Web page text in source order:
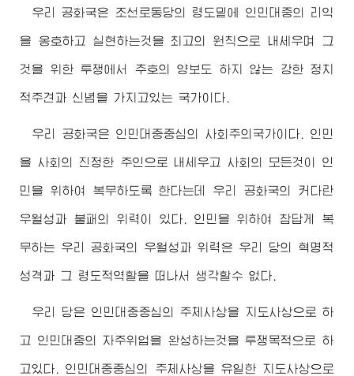
우리 공화국은 조선로동당의 령도밑에 인민대중의 리익
을 옹호하고 실현하는것을 최고의 원칙으로 내세우며 그
것을 위한 투쟁에서 추호의 양보도 하지 않는 강한 정치
적주견과 신념을 가지고있는 국가이다.
우리 공화국은 인민대중중심의 사회주의국가이다. 인민
을 사회의 진정한 주인으로 내세우고 사회의 모든것이 인
민을 위하여 복무하도록 한다는데 우리 공화국의 커다란
우월성과 불패의 위력이 있다. 인민을 위하여 참답게 복
무하는 우리 공화국의 우월성과 위력은 우리 당의 혁명적
성격과 그 령도적역할을 떠나서 생각할수 없다.
우리 당은 인민대중중심의 주체사상을 지도사상으로 하
고 인민대중의 자주위업을 완성하는것을 투쟁목적으로 하
고있다. 인민대중중심의 주체사상을 유일한 지도사상으로